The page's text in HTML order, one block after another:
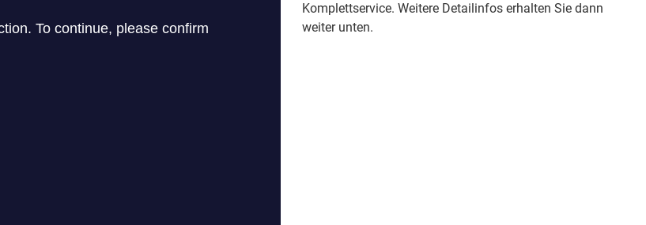
Komplettservice. Weitere Detailinfos erhalten Sie dann
weiter unten.